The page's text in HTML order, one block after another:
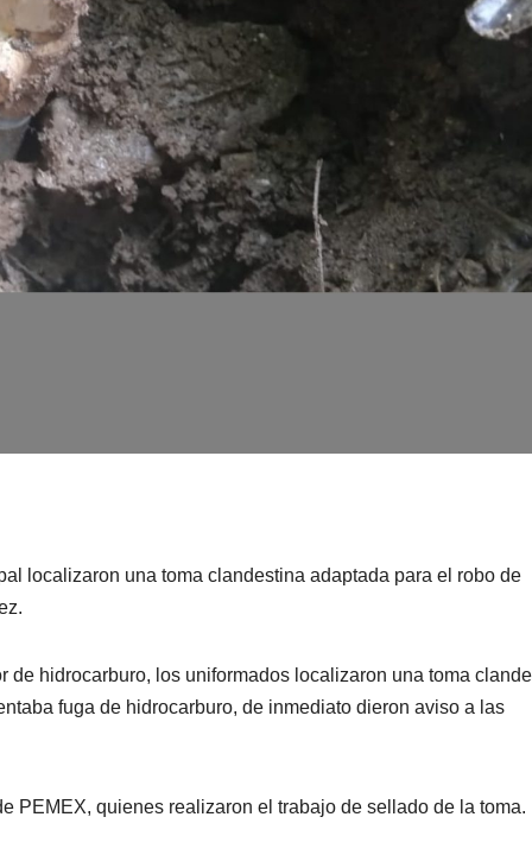
localizaron una toma clandestina adaptada para el robo de
de hidrocarburo, los uniformados localizaron una toma
fuga de hidrocarburo, de inmediato dieron aviso a las
PEMEX, quienes realizaron el trabajo de sellado de la toma.